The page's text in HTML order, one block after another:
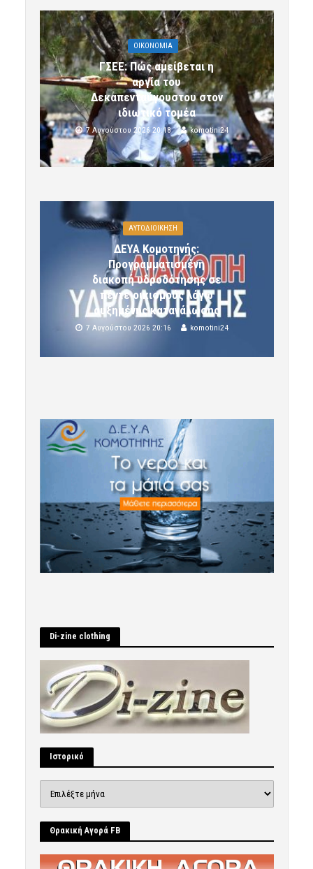
OIKONOMIA
ΓΣΕΕ: Πώς αμείβεται η
αργία του
Δεκαπενταύγουστου στον
ιδιωτικό τομέα
7 Αυγούστου 2026 20:18 komotini24
ΑΥΤΟΔΙΟΙΚΗΣΗ
ΔΕΥΑ Κομοτηνής:
Προγραμματισμένη
διακοπή υδροδότησης σε
πέντε οικισμούς λόγω
αυξημένης κατανάλωσης
7 Αυγούστου 2026 20:16 komotini24
Di-zine clothing
Ιστορικό
Θρακική Αγορά FB